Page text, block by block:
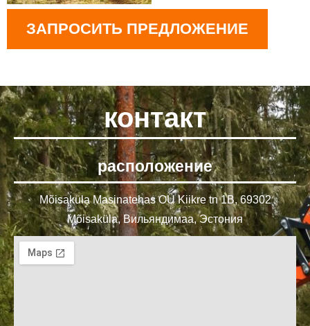
ЗАПРОСИТЬ ПРЕДЛОЖЕНИЕ
контакт
расположение
Mõisaküla Masinatehas OÜ Kiikre tn 1B, 69302
Mõisaküla, Вильяндимаа, Эстония